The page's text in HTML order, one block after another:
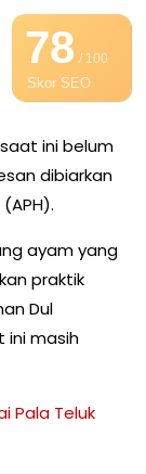
78/ 100
Skor SEO
ini belum
dibiarkan
ayam yang
praktik
Dul
ini masih
Pala Teluk